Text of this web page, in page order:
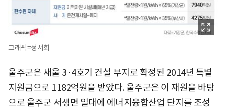
그래픽=정서희
울주군은 새울 3·4호기 건설 부지로 확정된 2014년 특별
지원금으로 1182억원을 받았다. 울주군은 이 재원을 바탕
으로 울주군 서생면 일대에 에너지융합산업 단지를 조성